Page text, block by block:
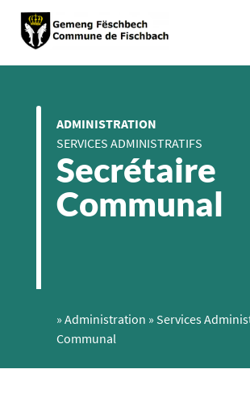
ADMINISTRATION
SERVICES ADMINISTRATIFS
Secrétaire
Communal
» Administration » Services
Communal